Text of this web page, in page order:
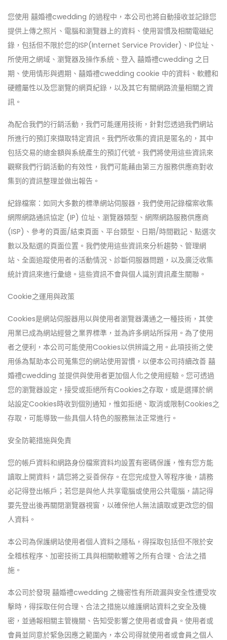
您使用 囍婚禮cwedding 的過程中，本公司也將自動接收並記錄您
提供上傳之照片、電腦和瀏覽器上的資料、使用習慣及相關電磁紀
錄，包括但不限於您的ISP(Internet Service Provider)、IP位址、
所使用之網域、瀏覽器及操作系統、登入 囍婚禮cwedding 之日
期、使用情形與週期、囍婚禮cwedding cookie 中的資料、軟體和
硬體屬性以及您瀏覽的網頁紀錄，以及其它有關網路流量相關之資
訊。
為配合我們的行銷活動，我們可能運用技術，針對您透過我們網站
所進行的預訂來擷取特定資訊。我們所收集的資訊是匿名的，其中
包括交易的總金額與系統產生的預訂代號。我們將使用這些資訊來
觀察我們行銷活動的有效性，我們可能藉由第三方服務供應商對收
集到的資訊整理並做出報告。
紀錄檔案：如同大多數的標準網站伺服器，我們使用記錄檔案收集
網際網路通訊協定 (IP) 位址、瀏覽器類型、網際網路服務供應商
(ISP)、參考的頁面/結束頁面、平台類型、日期/時間戳記、點選次
數以及點選的頁面位置。我們使用這些資訊來分析趨勢、管理網
站、全面追蹤使用者的活動情況、診斷伺服器問題，以及廣泛收集
統計資訊來進行彙總。這些資訊不會與個人識別資訊產生關聯。
Cookie之運用與政策
Cookies是網站伺服器用以與使用者瀏覽器溝通之一種技術，其使
用業已成為網站經營之業界標準，並為許多網站所採用。為了使用
者之便利，本公司可能使用Cookies以供辨識之用。此項技術之使
用係為幫助本公司蒐集您的網站使用習慣，以便本公司持續改善 囍
婚禮cwedding 並提供與使用者更加個人化之使用經驗。您可透過
您的瀏覽器設定，接受或拒絕所有Cookies之存取，或是選擇於網
站設定Cookies時收到個別通知，惟如拒絕、取消或限制Cookies之
存取，可能導致一些具個人特色的服務無法正常進行。
安全防範措施與免責
您的帳戶資料和網路身份檔案資料均設置有密碼保護，惟有您方能
讀取上開資料，請您將之妥善保存。在您完成登入等程序後，請務
必記得登出帳戶；若您是與他人共享電腦或使用公共電腦，請記得
要先登出後再關閉瀏覽器視窗，以確保他人無法讀取或更改您的個
人資料。
本公司為保護網站使用者個人資料之隱私，得採取包括但不限於安
全稽核程序、加密技術工具與相關軟體等之所有合理、合法之措
施。
本公司於發現 囍婚禮cwedding 之機密性有所疏漏與安全性遭受攻
擊時，得採取任何合理、合法之措施以維護網站資料之安全及機
密，並通報相關主管機關、告知受影響之使用者或會員。使用者或
會員並同意於緊急因應之範圍內，本公司得就使用者或會員之個人